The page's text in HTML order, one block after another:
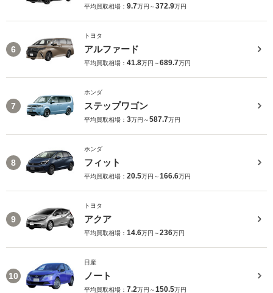
平均買取相場： 9.7万円～372.9万円
6
トヨタ
アルファード
平均買取相場： 41.8万円～689.7万円
7
ホンダ
ステップワゴン
平均買取相場： 3万円～587.7万円
8
ホンダ
フィット
平均買取相場： 20.5万円～166.6万円
9
トヨタ
アクア
平均買取相場： 14.6万円～236万円
10
日産
ノート
平均買取相場： 7.2万円～150.5万円